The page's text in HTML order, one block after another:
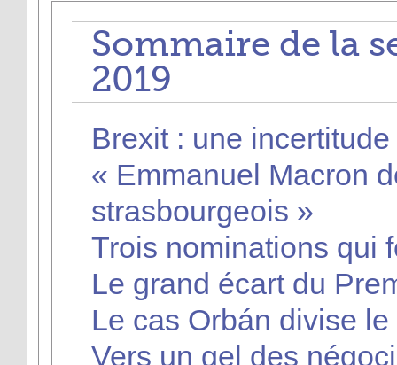
Sommaire de la
2019
Brexit : une
« Emmanuel Macron
strasbourgeois »
Trois nominations qui
Le grand écart du
Le cas Orbán divise
Vers un gel des